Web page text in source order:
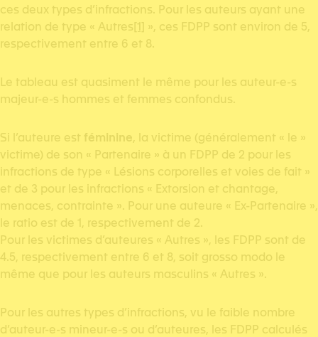
ces deux types d’infractions. Pour les auteurs ayant une
relation de type « Autres[1] », ces FDPP sont environ de 5,
respectivement entre 6 et 8.
Le tableau est quasiment le même pour les auteur-e-s
majeur-e-s hommes et femmes confondus.
Si l’auteure est féminine, la victime (généralement « le »
victime) de son « Partenaire » à un FDPP de 2 pour les
infractions de type « Lésions corporelles et voies de fait »
et de 3 pour les infractions « Extorsion et chantage,
menaces, contrainte ». Pour une auteure « Ex-Partenaire »,
le ratio est de 1, respectivement de 2.
Pour les victimes d’auteures « Autres », les FDPP sont de
4.5, respectivement entre 6 et 8, soit grosso modo le
même que pour les auteurs masculins « Autres ».
Pour les autres types d’infractions, vu le faible nombre
d’auteur-e-s mineur-e-s ou d’auteures, les FDPP calculés